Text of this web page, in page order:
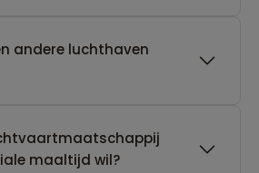
andere luchthaven
maaltijd wil?